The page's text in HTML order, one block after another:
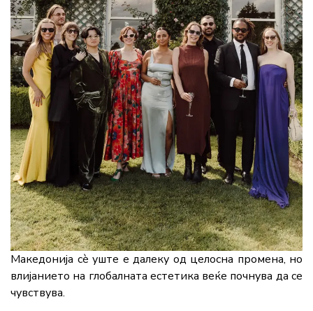
Македонија сè уште е далеку од целосна промена, но
влијанието на глобалната естетика веќе почнува да се
чувствува.